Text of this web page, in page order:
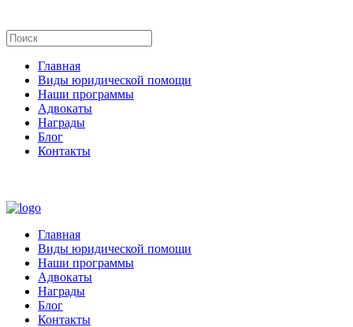
Главная
Виды юридической помощи
Наши программы
Адвокаты
Награды
Блог
Контакты
Главная
Виды юридической помощи
Наши программы
Адвокаты
Награды
Блог
Контакты